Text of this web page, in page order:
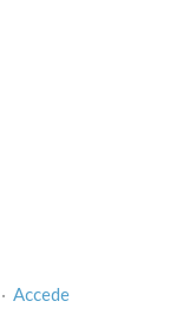
Víctor en mayo 18, 2009 · Accede